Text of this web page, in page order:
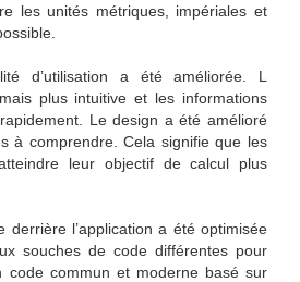
les unités métriques, impériales et
d’utilisation a été améliorée. L
plus intuitive et les informations
Le design a été amélioré
à comprendre. Cela signifie que les
leur objectif de calcul plus
derrière l’application a été optimisée
souches de code différentes pour
code commun et moderne basé sur